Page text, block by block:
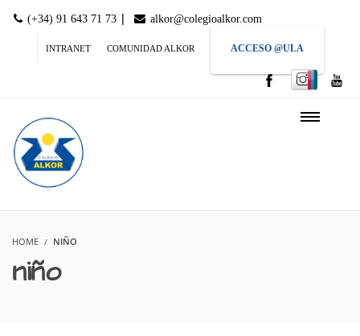
(+34) 91 643 71 73 | alkor@colegioalkor.com
INTRANET COMUNIDAD ALKOR ACCESO @ULA
HOME NIÑO
niño